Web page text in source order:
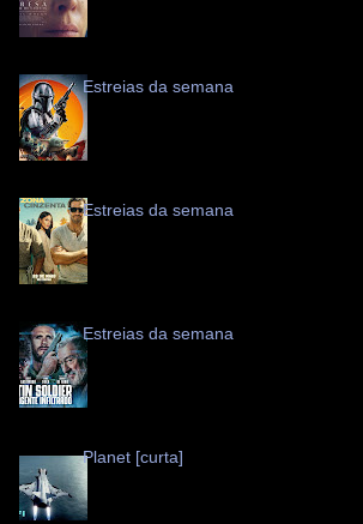
Estreias da semana
Estreias da semana
Estreias da semana
Planet [curta]